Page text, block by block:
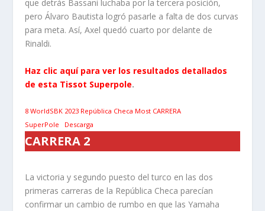
que detrás Bassani luchaba por la tercera posición,
pero Álvaro Bautista logró pasarle a falta de dos curvas
para meta. Así, Axel quedó cuarto por delante de
Rinaldi.
Haz clic aquí para ver los resultados detallados
de esta Tissot Superpole.
8 WorldSBK 2023 República Checa Most CARRERA
SuperPole
Descarga
CARRERA 2
La victoria y segundo puesto del turco en las dos
primeras carreras de la República Checa parecían
confirmar un cambio de rumbo en que las Yamaha